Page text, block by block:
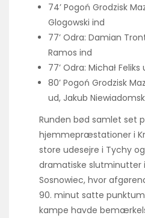
74’ Pogoń Grodzisk
Glogowski ind
77’ Odra: Damian
Ramos ind
77’ Odra: Michał
80’ Pogoń Grodzisk
ud, Jakub
Runden bød samlet set
hjemmepræstationer i
store udesejre i Tychy
dramatiske slutminutter
Sosnowiec, hvor
90. minut satte
kampe havde